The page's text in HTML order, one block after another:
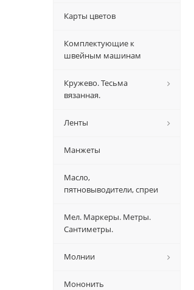
Карты цветов
Комплектующие к
швейным машинам
Кружево. Тесьма
вязанная.
Ленты
Манжеты
Масло,
пятновыводители, спреи
Мел. Маркеры. Метры.
Сантиметры.
Молнии
Мононить